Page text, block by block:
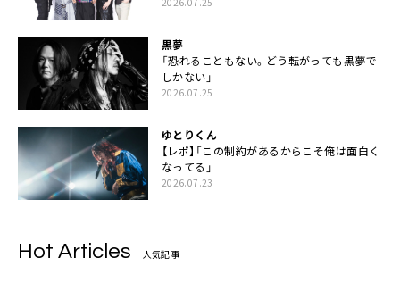
黒夢
「恐れることもない。どう転がっても黒夢で
しかない」
2026.07.25
ゆとりくん
【レポ】「この制約があるからこそ俺は面白く
なってる」
2026.07.23
Hot Articles 人気記事